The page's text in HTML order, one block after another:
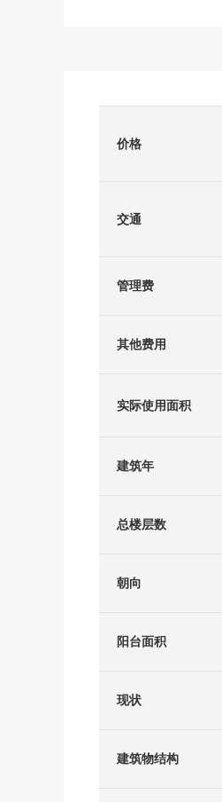
价格
交通
管理费
其他费用
实际使用面积
建筑年
总楼层数
朝向
阳台面积
现状
建筑物结构